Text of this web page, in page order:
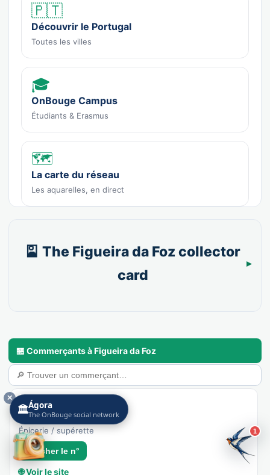
1
🇵🇹
Découvrir le Portugal
Toutes les villes
🎓
OnBouge Campus
Étudiants & Erasmus
🗺️
La carte du réseau
Les aquarelles, en direct
🎴 The Figueira da Foz collector
card
🏪 Commerçants à Figueira da Foz
My Auchan
Recensé · non-membre
Épicerie / supérette
Afficher le n°
🌐 Voir le site
🏛️Ágora
The OnBouge social network
✕